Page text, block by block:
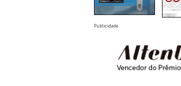
Publicidade